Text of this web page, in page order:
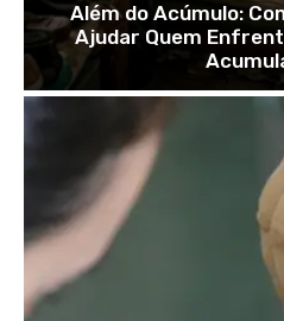
Além do Acúmulo:
Ajudar Quem